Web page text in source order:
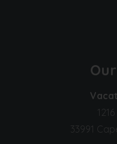
33991